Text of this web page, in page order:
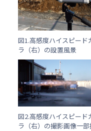
図1.高感度ハイスピー
ラ（右）の設置風景
図2.高感度ハイスピー
ラ（右）の撮影画像一